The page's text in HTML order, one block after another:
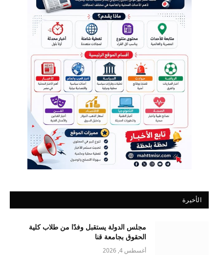
الأخيرة
مجلس الدولة يستقبل وفدًا من طلاب كلية
الحقوق بجامعة قنا
أغسطس 4, 2026